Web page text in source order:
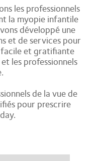
les professionnels
la myopie infantile
développé une
et de services pour
et gratifiante
les professionnels
de la vue de
pour prescrire